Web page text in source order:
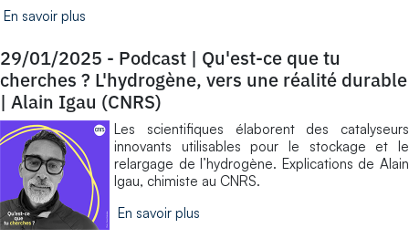
En savoir plus
29/01/2025 - Podcast | Qu'est-ce que tu
cherches ? L'hydrogène, vers une réalité durable
| Alain Igau (CNRS)
Les scientifiques élaborent des catalyseurs
innovants utilisables pour le stockage et le
relargage de l’hydrogène. Explications de Alain
Igau, chimiste au CNRS.
En savoir plus